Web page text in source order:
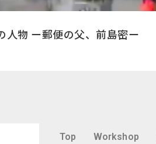
人物 ー郵便の父、前島密ー
Top Workshop